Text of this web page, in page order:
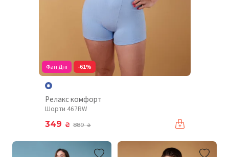
Фан Дні -61%
Релакс комфорт
Шорти 467RW
349 ₴ 889₴